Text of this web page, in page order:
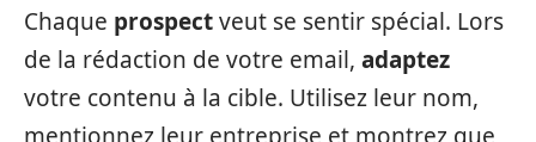
Chaque prospectveut se sentir spécial. Lors
de la rédaction de votre email, adaptez
votre contenu à la cible. Utilisez leur nom,
mentionnez leur entreprise et montrez que